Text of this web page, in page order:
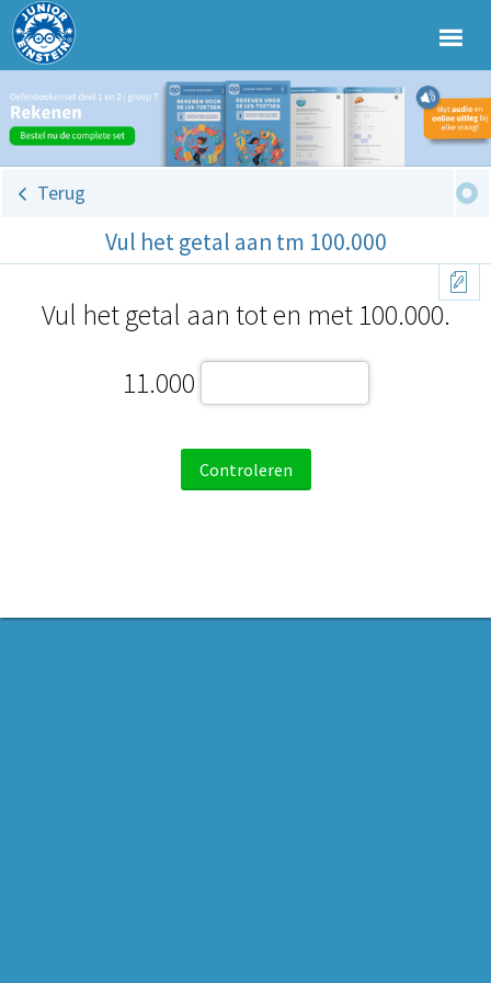
Terug
Vul het getal aan tm 100.000
Vul het getal aan tot en met 100.000.
11.000